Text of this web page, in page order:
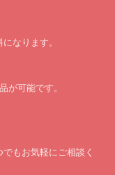
なります。
が可能です。
もお気軽にご相談く